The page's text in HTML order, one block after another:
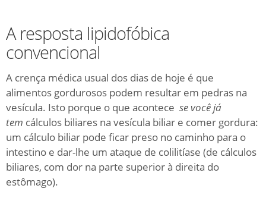
A resposta lipidofóbica
convencional
A crença médica usual dos dias de hoje é que
alimentos gordurosos podem resultar em pedras na
vesícula. Isto porque o que acontece se você já
tem cálculos biliares na vesícula biliar e comer gordura:
um cálculo biliar pode ficar preso no caminho para o
intestino e dar-lhe um ataque de colilitíase (de cálculos
biliares, com dor na parte superior à direita do
estômago).